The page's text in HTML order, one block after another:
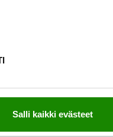
Salli kaikki evästeet
sarjan ulko-ovien
liikenteen ja muun